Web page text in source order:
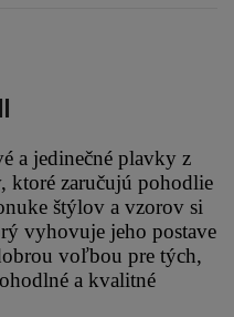
a jedinečné plavky z
ktoré zaručujú pohodlie
štýlov a vzorov si
vyhovuje jeho postave
voľbou pre tých,
a kvalitné